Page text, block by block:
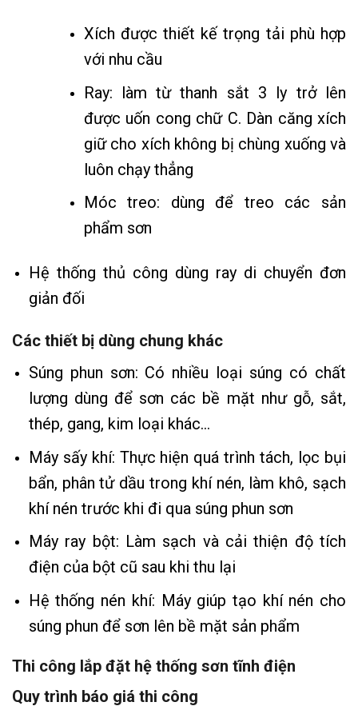
Xích được thiết kế trọng tải phù hợp
với nhu cầu
Ray: làm từ thanh sắt 3 ly trở lên
được uốn cong chữ C. Dàn căng xích
giữ cho xích không bị chùng xuống và
luôn chạy thẳng
Móc treo: dùng để treo các sản
phẩm sơn
Hệ thống thủ công dùng ray di chuyển đơn
giản đối
Các thiết bị dùng chung khác
Súng phun sơn: Có nhiều loại súng có chất
lượng dùng để sơn các bề mặt như gỗ, sắt,
thép, gang, kim loại khác…
Máy sấy khí: Thực hiện quá trình tách, lọc bụi
bẩn, phân tử dầu trong khí nén, làm khô, sạch
khí nén trước khi đi qua súng phun sơn
Máy ray bột: Làm sạch và cải thiện độ tích
điện của bột cũ sau khi thu lại
Hệ thống nén khí: Máy giúp tạo khí nén cho
súng phun để sơn lên bề mặt sản phẩm
Thi công lắp đặt hệ thống sơn tĩnh điện
Quy trình báo giá thi công